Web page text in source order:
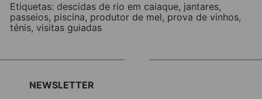
Etiquetas: descidas de rio em caiaque, jantares,
passeios, piscina, produtor de mel, prova de vinhos,
ténis,visitas guiadas
NEWSLETTER